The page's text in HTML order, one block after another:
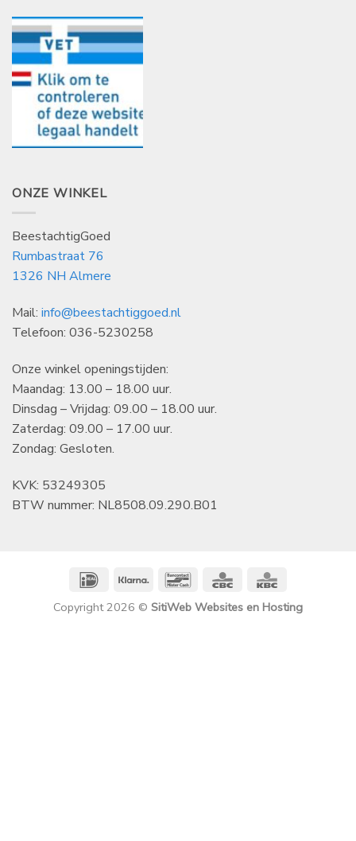
ONZE WINKEL
BeestachtigGoed
Rumbastraat 76
1326 NH Almere
Mail: info@beestachtiggoed.nl
Telefoon: 036-5230258
Onze winkel openingstijden:
Maandag: 13.00 – 18.00 uur.
Dinsdag – Vrijdag: 09.00 – 18.00 uur.
Zaterdag: 09.00 – 17.00 uur.
Zondag: Gesloten.
KVK: 53249305
BTW nummer: NL8508.09.290.B01
IDeal Klarna BancontactCBC
Copyright 2026 © SitiWeb Websites en Hosting